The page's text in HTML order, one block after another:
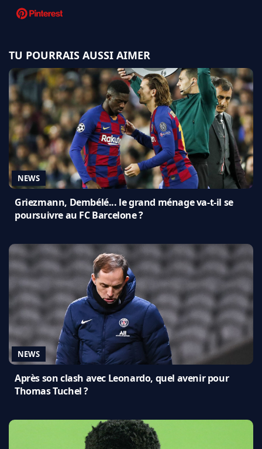
TU POURRAIS AUSSI AIMER
NEWS
Griezmann, Dembélé... le grand ménage va-t-il se
poursuivre au FC Barcelone ?
NEWS
Après son clash avec Leonardo, quel avenir pour
Thomas Tuchel ?